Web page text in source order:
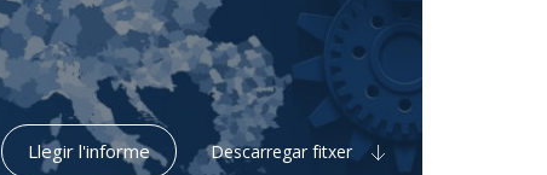
Llegir l'informe Descarregar fitxer